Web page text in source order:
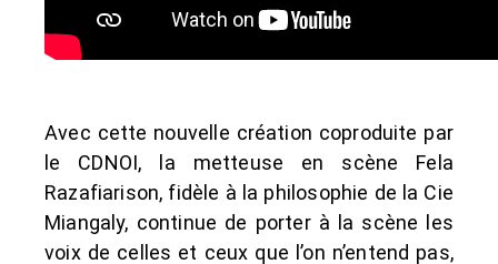
Avec cette nouvelle création coproduite par
le CDNOI, la metteuse en scène Fela
Razafiarison, fidèle à la philosophie de la Cie
Miangaly, continue de porter à la scène les
voix de celles et ceux que l’on n’entend pas,